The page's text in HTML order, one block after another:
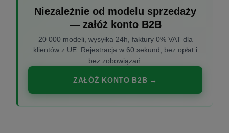
Niezależnie od modelu sprzedaży
— załóż konto B2B
20 000 modeli, wysyłka 24h, faktury 0% VAT dla
klientów z UE. Rejestracja w 60 sekund, bez opłat i
bez zobowiązań.
ZAŁÓŻ KONTO B2B →